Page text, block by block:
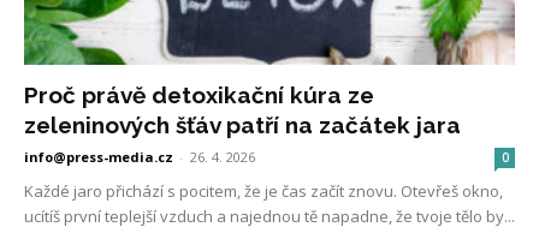
Proč právě detoxikační kúra ze
zeleninových šťáv patří na začátek jara
info@press-media.cz - 26. 4. 2026 0
Každé jaro přichází s pocitem, že je čas začít znovu. Otevřeš okno,
ucítíš první teplejší vzduch a najednou tě napadne, že tvoje tělo by...